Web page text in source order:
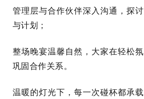
管理层与合作伙伴深入沟通，探
与计划；
整场晚宴温馨自然，大家在轻松
巩固合作关系。
温暖的灯光下，每一次碰杯都承